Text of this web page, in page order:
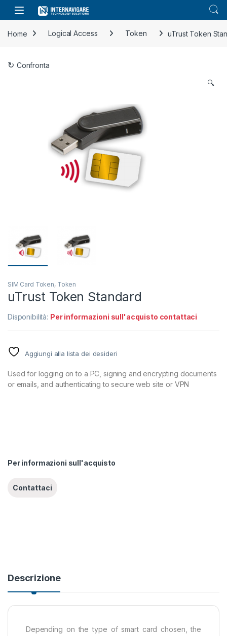
Skip to navigation
Skip to content
Home Logical Access Token uTrust Token
Confronta
🔍
SIM Card Token, Token
uTrust Token Standard
Disponibilità: Per informazioni sull'acquisto contattaci
Aggiungi alla lista dei desideri
Used for logging on to a PC, signing and encrypting documents
or emails, and authenticating to secure web site or VPN
Per informazioni sull'acquisto
Descrizione
Depending on the type of smart card chosen, the